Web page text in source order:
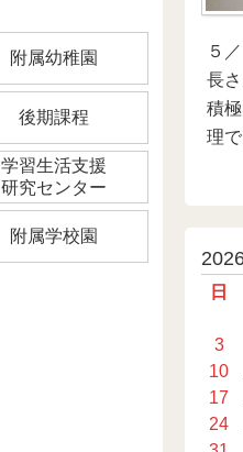
５
長
積
理
投
稿
レ
ン
ダ
ー
日
3
10
17
24
附属幼稚園
後期課程
学習生活支援
研究センター
附属学校園